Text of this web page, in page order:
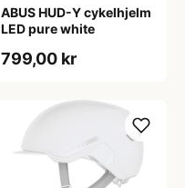
ABUS HUD-Y cykelhjelm
LED pure white
799,00 kr